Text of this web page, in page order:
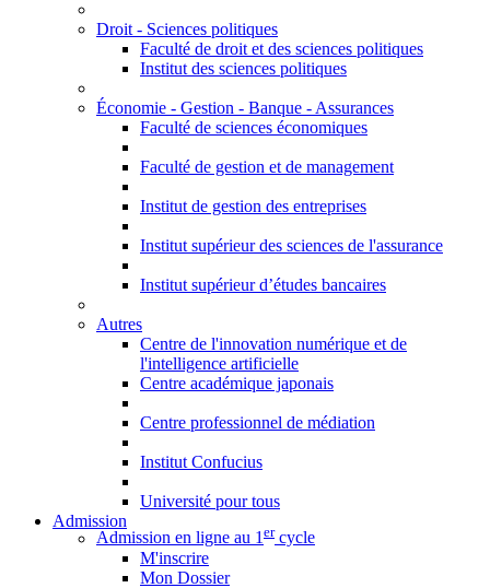
Droit - Sciences politiques
Faculté de droit et des sciences politiques
Institut des sciences politiques
Économie - Gestion - Banque - Assurances
Faculté de sciences économiques
Faculté de gestion et de management
Institut de gestion des entreprises
Institut supérieur des sciences de l'assurance
Institut supérieur d’études bancaires
Autres
Centre de l'innovation numérique et de
l'intelligence artificielle
Centre académique japonais
Centre professionnel de médiation
Institut Confucius
Université pour tous
Admission
Admission en ligne au 1ercycle
M'inscrire
Mon Dossier